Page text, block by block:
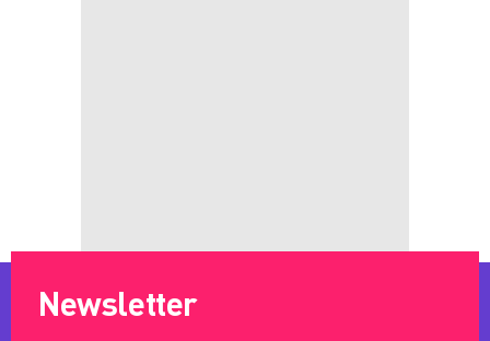
Newsletter